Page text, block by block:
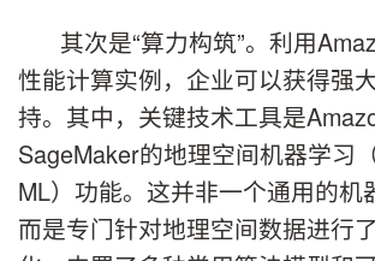
其次是“算力构筑”。利用
性能计算实例，企业可以获得强
持。其中，关键技术工具是
SageMaker的地理空间机器学习
ML）功能。这并非一个通用的机
而是专门针对地理空间数据进行